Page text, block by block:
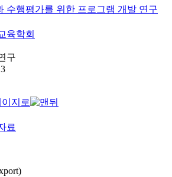
수행평가를 위한 프로그램 개발 연구
육학회
구
료